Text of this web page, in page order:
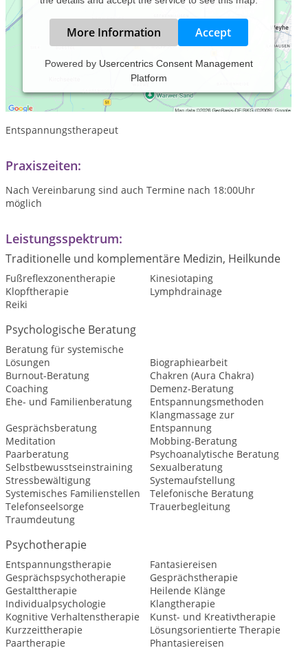
More Information Accept
Powered by Usercentrics Consent Management
Platform
Heilpraktiker für Psychotherapie
MPU- Beratung
Entspannungstherapeut
Praxiszeiten:
Nach Vereinbarung sind auch Termine nach 18:00Uhr
möglich
Leistungsspektrum:
Traditionelle und komplementäre Medizin, Heilkunde
Fußreflexzonentherapie
Kinesiotaping
Klopftherapie
Lymphdrainage
Reiki
Psychologische Beratung
Beratung für systemische
Lösungen
Biographiearbeit
Burnout-Beratung
Chakren (Aura Chakra)
Coaching
Demenz-Beratung
Ehe- und Familienberatung
Entspannungsmethoden
Gesprächsberatung
Klangmassage zur
Entspannung
Meditation
Mobbing-Beratung
Paarberatung
Psychoanalytische Beratung
Selbstbewusstseinstraining
Sexualberatung
Stressbewältigung
Systemaufstellung
Systemisches Familienstellen
Telefonische Beratung
Telefonseelsorge
Trauerbegleitung
Traumdeutung
Psychotherapie
Entspannungstherapie
Fantasiereisen
Gesprächspsychotherapie
Gesprächstherapie
Gestalttherapie
Heilende Klänge
Individualpsychologie
Klangtherapie
Kognitive Verhaltenstherapie
Kunst- und Kreativtherapie
Kurzzeittherapie
Lösungsorientierte Therapie
Paartherapie
Phantasiereisen